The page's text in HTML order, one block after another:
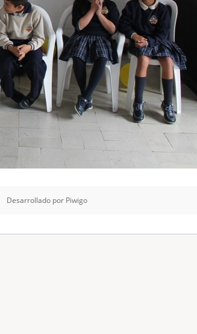
Desarrollado por Piwigo